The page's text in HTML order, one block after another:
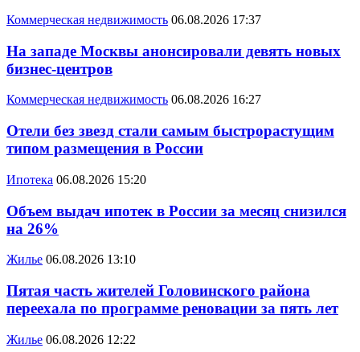
Коммерческая недвижимость 06.08.2026 17:37
На западе Москвы анонсировали девять новых
бизнес-центров
Коммерческая недвижимость 06.08.2026 16:27
Отели без звезд стали самым быстрорастущим
типом размещения в России
Ипотека 06.08.2026 15:20
Объем выдач ипотек в России за месяц снизился
на 26%
Жилье 06.08.2026 13:10
Пятая часть жителей Головинского района
переехала по программе реновации за пять лет
Жилье 06.08.2026 12:22